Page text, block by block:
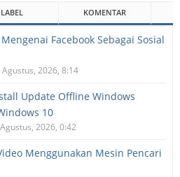
LABEL KOMENTAR
Facebook Sebagai Sosial
2026, 8:14
Update Offline Windows
10
2026, 0:42
Menggunakan Mesin Pencari